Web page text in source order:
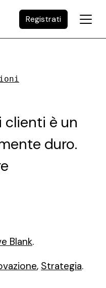
Registrati
clienti è un
duro.
Blank.
, Strategia.